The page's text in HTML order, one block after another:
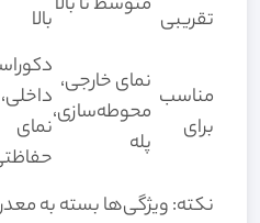
تقریبی
بالا
مناسب
برای
نمای خارجی،
محوطه‌سازی،
پله
داخلی،
نمای
نکته: ویژگی‌ها بسته به